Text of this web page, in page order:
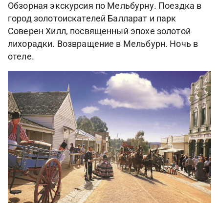
Обзорная экскурсия по Мельбурну. Поездка в
город золотоискателей Балларат и парк
Соверен Хилл, посвященный эпохе золотой
лихорадки. Возвращение в Мельбурн. Ночь в
отеле.